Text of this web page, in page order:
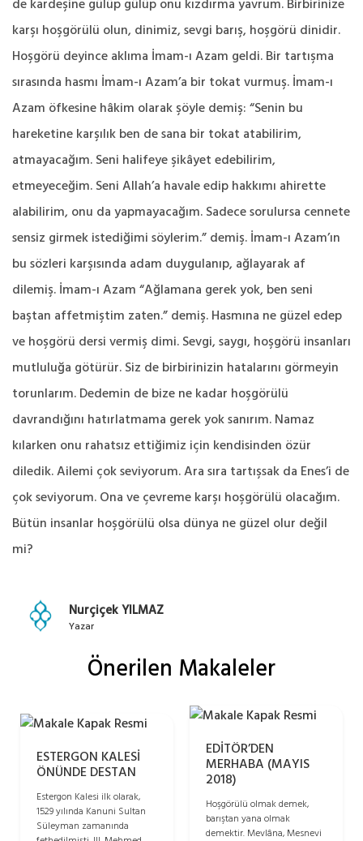
de kardeşine gülüp gülüp onu kızdırma yavrum. Birbirinize
karşı hoşgörülü olun, dinimiz, sevgi barış, hoşgörü dinidir.
Hoşgörü deyince aklıma İmam-ı Azam geldi. Bir tartışma
sırasında hasmı İmam-ı Azam’a bir tokat vurmuş. İmam-ı
Azam öfkesine hâkim olarak şöyle demiş: “Senin bu
hareketine karşılık ben de sana bir tokat atabilirim,
atmayacağım. Seni halifeye şikâyet edebilirim,
etmeyeceğim. Seni Allah’a havale edip hakkımı ahirette
alabilirim, onu da yapmayacağım. Sadece sorulursa cennete
sensiz girmek istediğimi söylerim.” demiş. İmam-ı Azam’ın
bu sözleri karşısında adam duygulanıp, ağlayarak af
dilemiş. İmam-ı Azam “Ağlamana gerek yok, ben seni
baştan affetmiştim zaten.” demiş. Hasmına ne güzel edep
ve hoşgörü dersi vermiş dimi. Sevgi, saygı, hoşgörü insanları
mutluluğa götürür. Siz de birbirinizin hatalarını görmeyin
torunlarım. Dedemin de bize ne kadar hoşgörülü
davrandığını hatırlatmama gerek yok sanırım. Namaz
kılarken onu rahatsız ettiğimiz için kendisinden özür
diledik. Ailemi çok seviyorum. Ara sıra tartışsak da Enes’i de
çok seviyorum. Ona ve çevreme karşı hoşgörülü olacağım.
Bütün insanlar hoşgörülü olsa dünya ne güzel olur değil
mi?
Nurçiçek YILMAZ
Yazar
Önerilen Makaleler
ESTERGON KALESİ
ÖNÜNDE DESTAN
Estergon Kalesi ilk olarak,
1529 yılında Kanuni Sultan
Süleyman zamanında
EDİTÖR’DEN
MERHABA (MAYIS
2018)
Hoşgörülü olmak demek,
barıştan yana olmak
demektir. Mevlâna, Mesnevi